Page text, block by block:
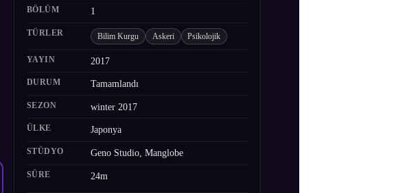
BÖLÜM 1
TÜRLER Bilim Kurgu Askeri Psikolojik
YAYIN 2017
DURUM Tamamlandı
SEZON winter 2017
ÜLKE Japonya
STÜDYO Geno Studio, Manglobe
SÜRE 24m